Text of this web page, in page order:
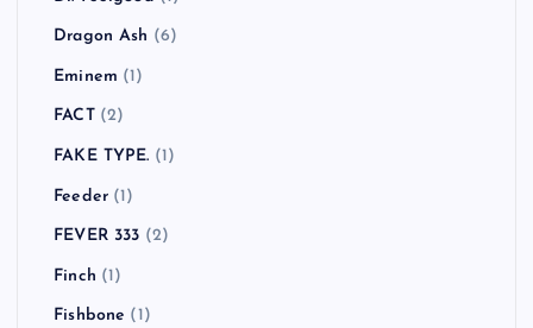
Dragon Ash (6)
Eminem (1)
FACT(2)
FAKE TYPE. (1)
Feeder(1)
FEVER 333 (2)
Finch (1)
Fishbone (1)